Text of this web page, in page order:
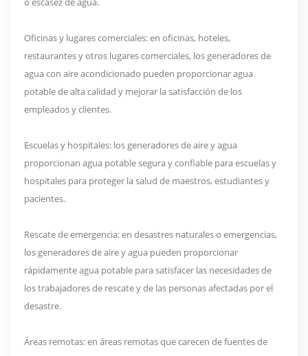
Oficinas y lugares comerciales: en oficinas, hoteles,
restaurantes y otros lugares comerciales, los generadores de
agua con aire acondicionado pueden proporcionar agua
potable de alta calidad y mejorar la satisfacción de los
empleados y clientes.
Escuelas y hospitales: los generadores de aire y agua
proporcionan agua potable segura y confiable para escuelas y
hospitales para proteger la salud de maestros, estudiantes y
pacientes.
Rescate de emergencia: en desastres naturales o emergencias,
los generadores de aire y agua pueden proporcionar
rápidamente agua potable para satisfacer las necesidades de
los trabajadores de rescate y de las personas afectadas por el
desastre.
Áreas remotas: en áreas remotas que carecen de fuentes de